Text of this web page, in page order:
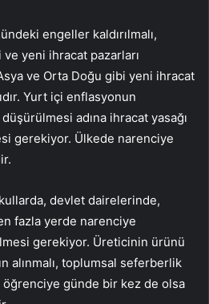
engeller kaldırılmalı,
yeni ihracat pazarları
ve Orta Doğu gibi yeni ihracat
Yurt içi enflasyonun
adına ihracat yasağı
gerekiyor. Ülkede narenciye
devlet dairelerinde,
fazla yerde narenciye
gerekiyor. Üreticinin ürünü
alınmalı, toplumsal seferberlik
öğrenciye günde bir kez de olsa